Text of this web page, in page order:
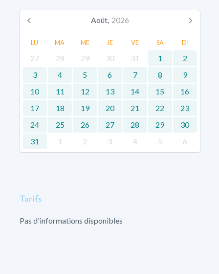
Août, 2026
LU MA ME JE VE SA DI
27 28 29 30 31 1
2
3
4 5 6 7 8
9
10
11 12 13 14 15
16
17
18 19 20 21 22
23
24
25 26 27 28 29
30
31
1 2 3 4 5 6
Tarifs
Pas d'informations disponibles